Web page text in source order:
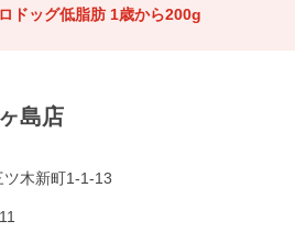
ドッグ低脂肪 1歳から200g
島店
木新町1-1-13